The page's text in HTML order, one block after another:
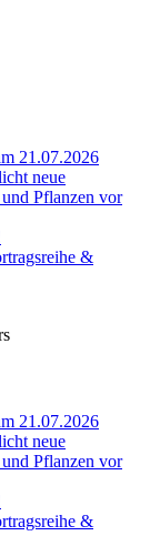
21.07.2026
neue
Pflanzen vor
&
21.07.2026
neue
Pflanzen vor
&